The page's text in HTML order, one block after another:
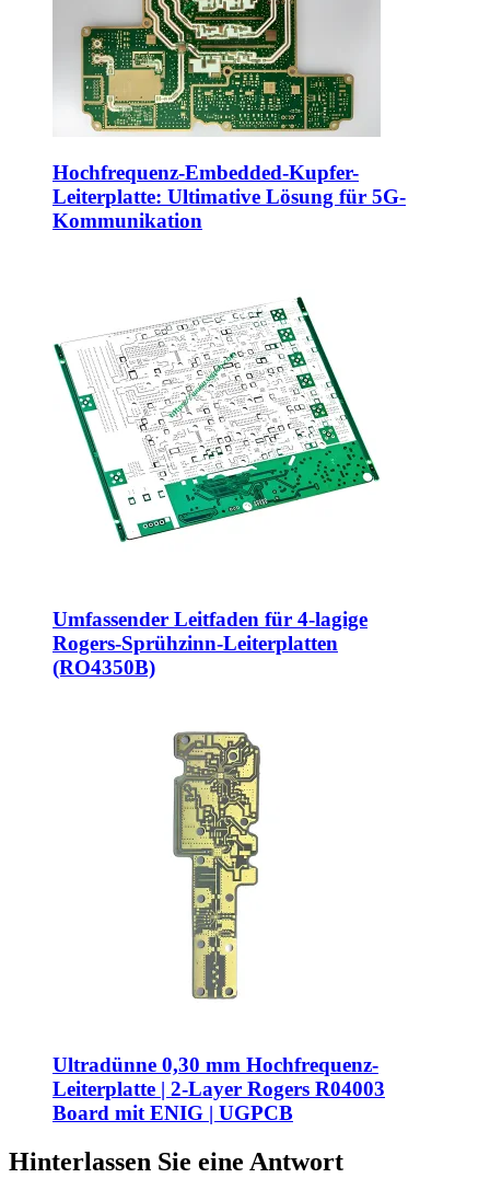
Hochfrequenz-Embedded-Kupfer-
Leiterplatte: Ultimative Lösung für 5G-
Kommunikation
Umfassender Leitfaden für 4-lagige
Rogers-Sprühzinn-Leiterplatten
(RO4350B)
Ultradünne 0,30 mm Hochfrequenz-
Leiterplatte | 2-Layer Rogers R04003
Board mit ENIG | UGPCB
Hinterlassen Sie eine Antwort